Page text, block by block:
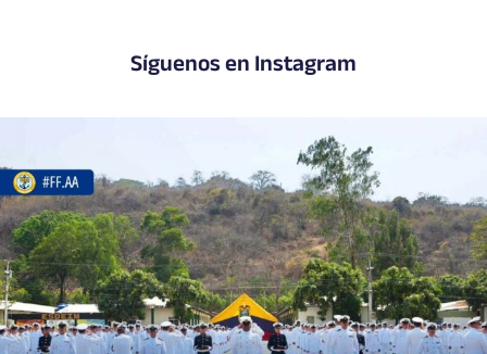
Síguenos en Instagram